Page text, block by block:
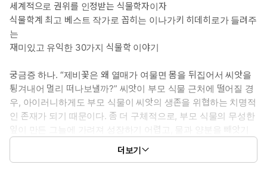
세계적으로 권위를 인정받는 식물학자이자
식물학계 최고 베스트 작가로 꼽히는 이나가키 히데히로가 들려주
는
재미있고 유익한 30가지 식물학 이야기
궁금증 하나. “제비꽃은 왜 열매가 여물면 몸을 뒤집어서 씨앗을
튕겨내어 멀리 떠나보낼까?” 씨앗이 부모 식물 근처에 떨어질 경
우, 아이러니하게도 부모 식물이 씨앗의 생존을 위협하는 치명적
인 존재가 되기 때문이다. 좀 더 구체적으로, 부모 식물의 무성한
잎이 만든 그늘에 가려져 성장하기 어렵고, 물과 양분을 빼앗기
기 쉬우며, 부모 식물이 내뿜는 화학물질로 인해 위험해질 수 있
기 때문이다. 궁금증 둘. “행운의 상징 네잎클로버가 상처의 흔적
더보기